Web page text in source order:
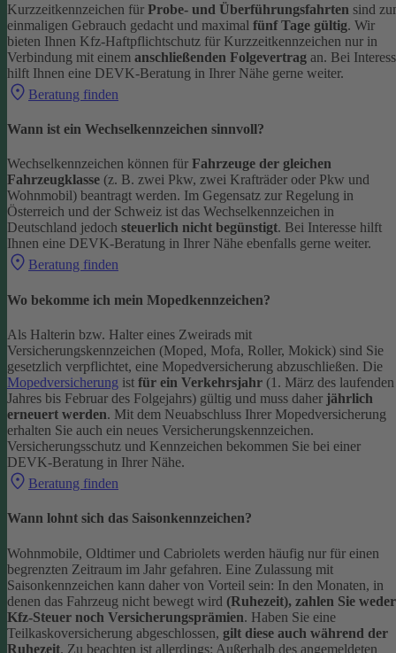
Kurzzeitkennzeichen für Probe- und Überführungsfahrten sind
einmaligen Gebrauch gedacht und maximal fünf Tage gültig. Wir
bieten Ihnen Kfz-Haftpflichtschutz für Kurzzeitkennzeichen nur in
Verbindung mit einem anschließenden Folgevertrag an. Bei
hilft Ihnen eine DEVK-Beratung in Ihrer Nähe gerne weiter.
Beratung finden
Wann ist ein Wechselkennzeichen sinnvoll?
Wechselkennzeichen können für Fahrzeuge der gleichen
Fahrzeugklasse (z. B. zwei Pkw, zwei Krafträder oder Pkw und
Wohnmobil) beantragt werden. Im Gegensatz zur Regelung in
Österreich und der Schweiz ist das Wechselkennzeichen in
Deutschland jedoch steuerlich nicht begünstigt. Bei Interesse hilft
Ihnen eine DEVK-Beratung in Ihrer Nähe ebenfalls gerne weiter.
Beratung finden
Wo bekomme ich mein Mopedkennzeichen?
Als Halterin bzw. Halter eines Zweirads mit
Versicherungskennzeichen (Moped, Mofa, Roller, Mokick) sind Sie
gesetzlich verpflichtet, eine Mopedversicherung abzuschließen. Die
Mopedversicherung ist für ein Verkehrsjahr (1. März des laufenden
Jahres bis Februar des Folgejahrs) gültig und muss daher jährlich
erneuert werden. Mit dem Neuabschluss Ihrer Mopedversicherung
erhalten Sie auch ein neues Versicherungskennzeichen.
Versicherungsschutz und Kennzeichen bekommen Sie bei einer
DEVK-Beratung in Ihrer Nähe.
Beratung finden
Wann lohnt sich das Saisonkennzeichen?
Wohnmobile, Oldtimer und Cabriolets werden häufig nur für einen
begrenzten Zeitraum im Jahr gefahren. Eine Zulassung mit
Saisonkennzeichen kann daher von Vorteil sein: In den Monaten, in
denen das Fahrzeug nicht bewegt wird (Ruhezeit), zahlen Sie weder
Kfz-Steuer noch Versicherungsprämien. Haben Sie eine
Teilkaskoversicherung abgeschlossen, gilt diese auch während der
Ruhezeit. Zu beachten ist allerdings: Außerhalb des angemeldeten